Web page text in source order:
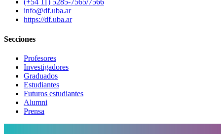
(+54 11) 5285-7565/7566
info@df.uba.ar
https://df.uba.ar
Secciones
Profesores
Investigadores
Graduados
Estudiantes
Futuros estudiantes
Alumni
Prensa